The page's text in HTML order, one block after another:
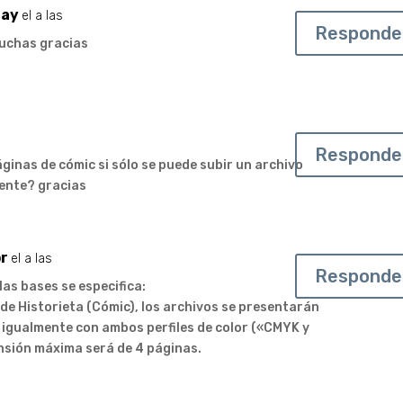
el a las
gracias
de cómic si sólo se puede subir un archivo
gracias
el a las
bases se especifica:
Historieta (Cómic), los archivos se presentarán
con ambos perfiles de color («CMYK y
máxima será de 4 páginas.